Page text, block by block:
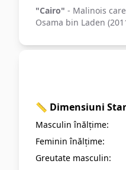
"Cairo" - Malinois
Osama bin Laden
📏 Dimensiuni
Masculin înălțime:
Feminin înălțime:
Greutate masculin: